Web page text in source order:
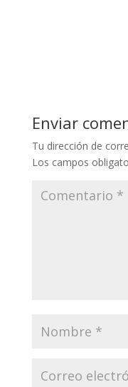
Enviar
Tu dirección de
Los campos